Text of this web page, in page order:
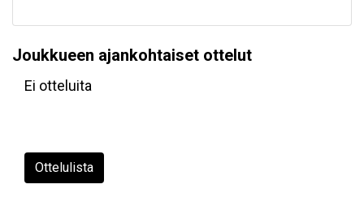
Joukkueen ajankohtaiset ottelut
Ei otteluita
Ottelulista